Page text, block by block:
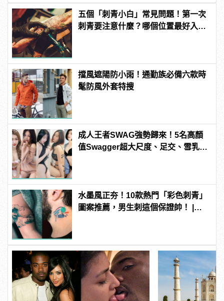
五個「刺青小白」常見問題！第一次
刺青要注意什麼？哪個位置最好入
擋風遮陽防小雨！通勤族必備六款時
髦防風外套特搜
成人王者SWAG強勢歸來！5名高顏
值Swagger超大尺度、足交、雪乳、
水墨風正夯！10款熱門「彩色刺青」
圖案推薦，男生刺這個保證帥！ |